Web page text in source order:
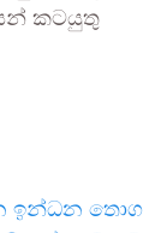
කටයුතු
ඉන්ධන තොග